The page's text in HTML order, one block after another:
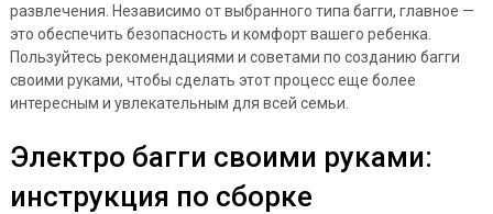
развлечения. Независимо от выбранного типа багги, главное —
это обеспечить безопасность и комфорт вашего ребенка.
Пользуйтесь рекомендациями и советами по созданию багги
своими руками, чтобы сделать этот процесс еще более
интересным и увлекательным для всей семьи.
Электро багги своими руками:
инструкция по сборке